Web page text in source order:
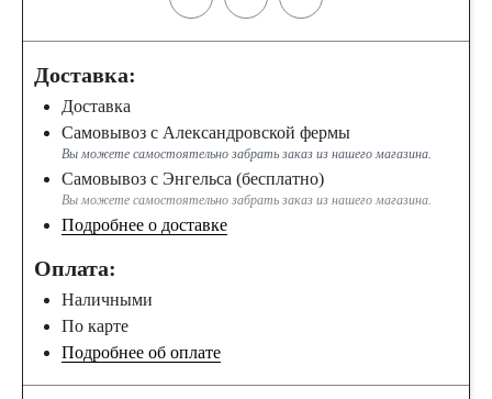
Доставка:
Доставка
Самовывоз с Александровской фермы
Вы можете самостоятельно забрать заказ из нашего магазина.
Самовывоз с Энгельса (бесплатно)
Вы можете самостоятельно забрать заказ из нашего магазина.
Подробнее о доставке
Оплата:
Наличными
По карте
Подробнее об оплате